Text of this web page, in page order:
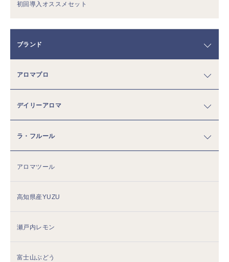
初回導入オススメセット
ブランド
アロマプロ
デイリーアロマ
ラ・フルール
アロマツール
高知県産YUZU
瀬戸内レモン
富士山ぶどう